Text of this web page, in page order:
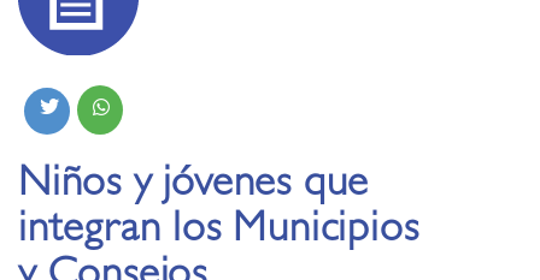
Niños y jóvenes que
integran los Municipios